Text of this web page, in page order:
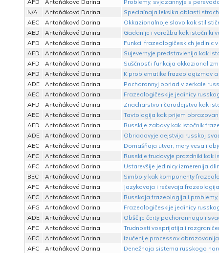
AFD
Antoňáková Darina
Problemy, svjazannyje s
N/A
Antoňáková Darina
Speciaľnaja leksika oblasti
AEC
Antoňáková Darina
Okkazionaľnoje slovo kak
AED
Antoňáková Darina
Gadanije i vorožba kak istočniki
AFD
Antoňáková Darina
Funkcii frazeologičeskich jedinic
AFD
Antoňáková Darina
Sujevernyje predstavlenija kak
AFD
Antoňáková Darina
Suščnosť i funkcija
AFD
Antoňáková Darina
K problematike frazeologizmov
ADE
Antoňáková Darina
Pochoronnyj obriad v zerkale
AEC
Antoňáková Darina
Frazeologičeskije jedinicy
AFD
Antoňáková Darina
Znacharstvo i čarodejstvo kak
AEC
Antoňáková Darina
Tavtologija kak prijem
AFD
Antoňáková Darina
Russkije zabavy kak istočnik
ADE
Antoňáková Darina
Obriadovyje dejstvija russkoj
AEC
Antoňáková Darina
Domašňaja utvar, mery vesa i
AFC
Antoňáková Darina
Russkije trudovyje prazdniki kak
AFC
Antoňáková Darina
Ustarevšije jedinicy izmerenija
BEC
Antoňáková Darina
Simboly kak komponenty
AFC
Antoňáková Darina
Jazykovaja i rečevaja
AFC
Antoňáková Darina
Russkaja frazeologija i
AFG
Antoňáková Darina
Frazeologičeskije jedinicy
ADE
Antoňáková Darina
Obščije čerty pochoronnogo i
AFC
Antoňáková Darina
Trudnosti vosprijatija i
AFC
Antoňáková Darina
Izučenije processov
AFC
Antoňáková Darina
Denežnaja sistema russkogo